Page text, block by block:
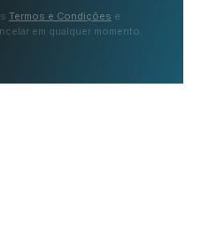
Termos e Condições e
em qualquer momento.